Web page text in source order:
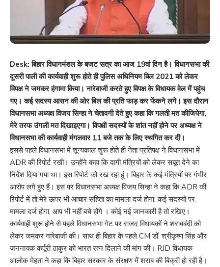
Desk: बिहार विधानमंडल के बजट सत्र का आज 19वां दिन है। विधानसभा की
दूसरी पाली की कार्यवाही शुरू होते ही पुलिस अधिनियम बिल 2021 को लेकर
विपक्ष ने जमकर हंगामा किया। नारेबाजी करते हुए विपक्ष के विधायक वेल में पहुंच
गए। कई सदस्य आसन की ओर बिल की प्रति फाड़ कर फेंकने लगे। इस दौरान
विधानसभा अध्यक्ष विजय सिन्हा ने चेतावनी देते हुए कहा कि गलती मत कीजियेगा,
मेरे तरफ उंगली मत दिखाइएगा। विपक्षी सदस्यों के शांत नहीं होने पर अध्यक्ष ने
विधानसभा की कार्यवाही मंगलवार 11 बजे तक के लिए स्थगित कर दी।
इससे पहले विधानसभा में शून्यकाल शुरू होते ही नेता प्रतिपक्ष ने विधानसभा में
ADR की रिपोर्ट रखी। उन्होंने कहा कि दागी मंत्रियों को लेकर सबूत देने का
निर्देश दिया गया था। इस रिपोर्ट को रख रहा हूं। बिहार के कई मंत्रियों पर गंभीर
आरोप लगे हुए हैं। इस पर विधानसभा अध्यक्ष विजय सिन्हा ने कहा कि ADR की
रिपोर्ट में तो मेरे ऊपर भी आचार संहिता का मामला दर्ज होगा, कई सदस्यों पर
मामला दर्ज होगा, आप भी नहीं बचे होंगे । कोई नई जानकारी है तो रखिए।
कार्यवाही शुरू होने से पहले विधानसभा गेट पर राजद विधायकों ने शराबबंदी को
लेकर जमकर नारेबाजी की। साथ ही बिहार के पहले CM डॉ. श्रीकृष्ण सिंह और
जननायक कर्पूरी ठाकुर को भारत रत्न दिलाने की मांग की। RJD विधायक
आलोक मेहता ने कहा कि बिहार सरकार के संरक्षण में शराब की बिक्री हो रही है।